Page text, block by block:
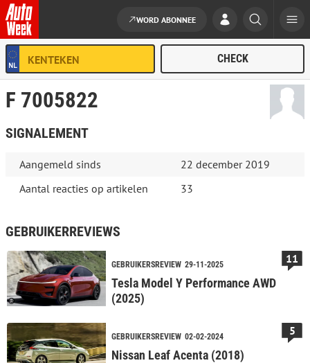
Ga naar de inhoud
WORD ABONNEE
F 7005822
SIGNALEMENT
Aangemeld sinds
22 december 2019
Aantal reacties op artikelen
33
GEBRUIKERREVIEWS
GEBRUIKERSREVIEW 29-11-2025
Tesla Model Y Performance AWD
(2025)
11
GEBRUIKERSREVIEW 02-02-2024
Nissan Leaf Acenta (2018)
5